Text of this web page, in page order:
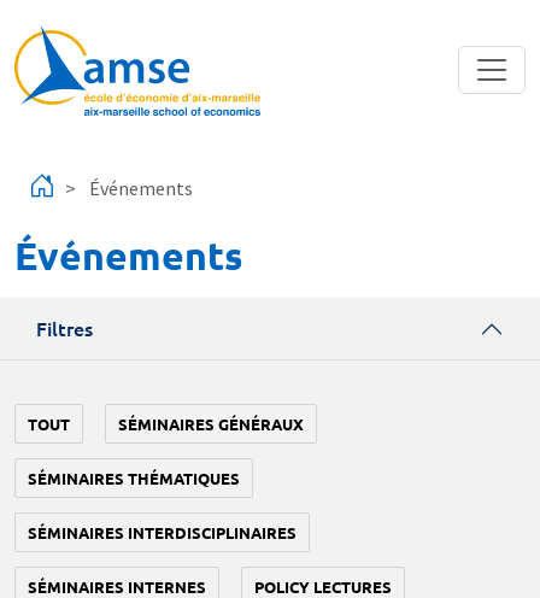
Événements
Événements
Filtres
TOUT SÉMINAIRES GÉNÉRAUX
SÉMINAIRES THÉMATIQUES
SÉMINAIRES INTERDISCIPLINAIRES
SÉMINAIRES INTERNES POLICY LECTURES